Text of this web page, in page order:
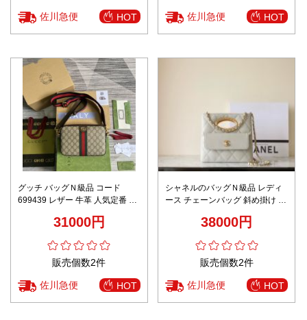
佐川急便 HOT 佐川急便 HOT
グッチ バッグＮ級品 コード
699439 レザー 牛革 人気定番 シ
証 ブラウン31000円
販売個数2件
佐川急便 HOT
シャネルのバッグＮ級品 レディ
ース チェーンバッグ 斜め掛け 優
38000円
販売個数2件
佐川急便 HOT